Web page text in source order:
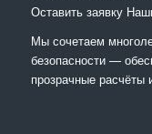
Оставить заявку
Мы сочетaем
безопасности —
прозрачные